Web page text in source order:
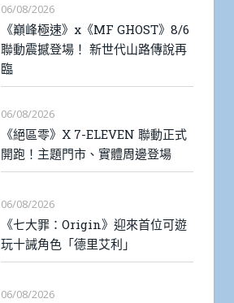
06/08/2026
《巔峰極速》x《MF GHOST》8/6
聯動震撼登場！ 新世代山路傳說再
臨
06/08/2026
《絕區零》X 7-ELEVEN 聯動正式
開跑！主題門市、實體周邊登場
06/08/2026
《七大罪：Origin》迎來首位可遊
玩十誡角色「德里艾利」
06/08/2026